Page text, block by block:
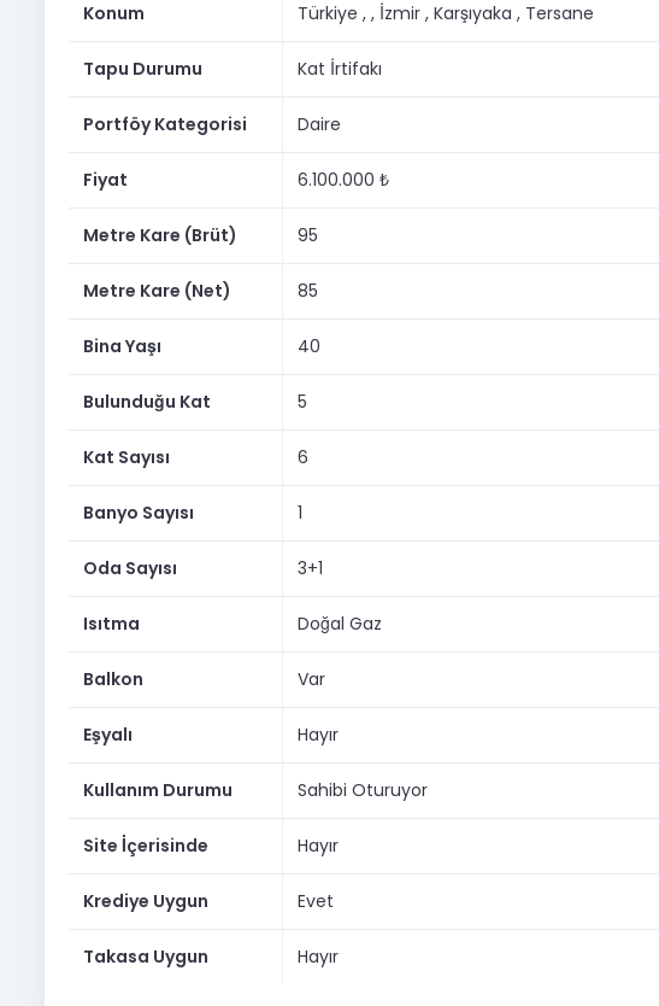
• Yalı dairesi
• Doğalgaz mevcut
• Asansör var
• 40 yıllık bina
• Ferah ve kullanışlı iç hacim
• Merkezi konum avantajı
Konum Avantajları
Daire, Karşıyaka’nın en değerli akslarından biri olan Yalı Bulvarı
konumdadır.
• En yakın otobüs durağına yaklaşık 1-2 dakika yürüme mesafesinde
• Alaybey İZBAN durağına yaklaşık 700 metre
• Anadolu Caddesi’ne çok yakın konumda
• Sahil yürüyüş alanlarına, kafe ve sosyal yaşam noktalarına kısa
Çevrede Neler Var?
Konum olarak hem sahil yaşamına hem de şehir içi ulaşıma yakın bir
• Marketler
• Eczaneler
• Okullar
• Aile sağlığı merkezi
Konum Türkiye , , İzmir , Karşıyaka , Tersane
Tapu Durumu Kat İrtifakı
Portföy Kategorisi Daire
Fiyat 6.100.000 ₺
Metre Kare (Brüt) 95
Metre Kare (Net) 85
Bina Yaşı 40
Bulunduğu Kat 5
Kat Sayısı 6
Banyo Sayısı 1
Oda Sayısı 3+1
Isıtma Doğal Gaz
Balkon Var
Eşyalı Hayır
Kullanım Durumu Sahibi Oturuyor
Site İçerisinde Hayır
Krediye Uygun Evet
Takasa Uygun Hayır